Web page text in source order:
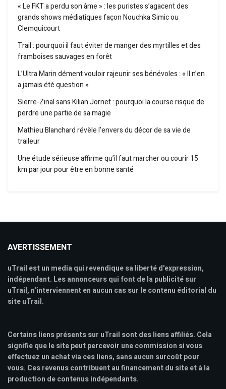
« Le FKT a perdu son âme » : les puristes s’agacent des
grands shows médiatiques façon Nouchka Simic ou
Clemquicourt
Trail : pourquoi il faut éviter de manger des myrtilles et des
framboises sauvages en forêt
L’Ultra Marin dément vouloir rajeunir ses bénévoles : « Il n’en
a jamais été question »
Sierre-Zinal sans Kilian Jornet : pourquoi la course risque de
perdre une partie de sa magie
Mathieu Blanchard révèle l’envers du décor de sa vie de
traileur
Une étude sérieuse affirme qu’il faut marcher ou courir 15
km par jour pour être en bonne santé
AVERTISSEMENT
uTrail est un media qui revendique sa liberté d'expression,
indépendant. Les annonceurs qui font de la publicité sur
uTrail, n'interviennent en aucun cas sur le contenu éditorial du
site uTrail.
Certains liens présents sur uTrail sont des liens affiliés. Cela
signifie que le site peut percevoir une commission si vous
effectuez un achat via ces liens, sans aucun surcoût pour
vous. Ces revenus contribuent au financement du site et à la
production de contenus indépendants.